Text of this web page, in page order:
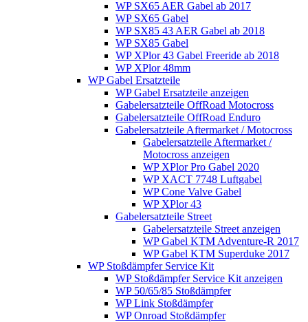
WP SX65 AER Gabel ab 2017
WP SX65 Gabel
WP SX85 43 AER Gabel ab 2018
WP SX85 Gabel
WP XPlor 43 Gabel Freeride ab 2018
WP XPlor 48mm
WP Gabel Ersatzteile
WP Gabel Ersatzteile anzeigen
Gabelersatzteile OffRoad Motocross
Gabelersatzteile OffRoad Enduro
Gabelersatzteile Aftermarket / Motocross
Gabelersatzteile Aftermarket /
Motocross anzeigen
WP XPlor Pro Gabel 2020
WP XACT 7748 Luftgabel
WP Cone Valve Gabel
WP XPlor 43
Gabelersatzteile Street
Gabelersatzteile Street anzeigen
WP Gabel KTM Adventure-R 2017
WP Gabel KTM Superduke 2017
WP Stoßdämpfer Service Kit
WP Stoßdämpfer Service Kit anzeigen
WP 50/65/85 Stoßdämpfer
WP Link Stoßdämpfer
WP Onroad Stoßdämpfer